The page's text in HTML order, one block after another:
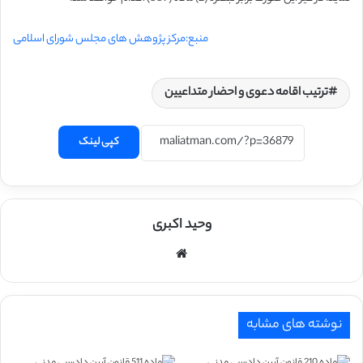
منبع:مرکز پژوهش های مجلس شورای اسلامی
‌ترتیب اقامه دعوی و احضار متداعیین
کپی لینک
وحید اکبری
نوشته های مشابه